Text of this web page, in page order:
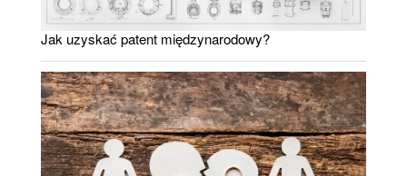
Jak uzyskać patent międzynarodowy?